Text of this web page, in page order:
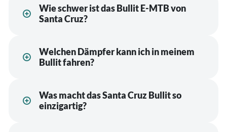
Wie schwer ist das Bullit E-MTB von
Santa Cruz?
Welchen Dämpfer kann ich in meinem
Bullit fahren?
Was macht das Santa Cruz Bullit so
einzigartig?